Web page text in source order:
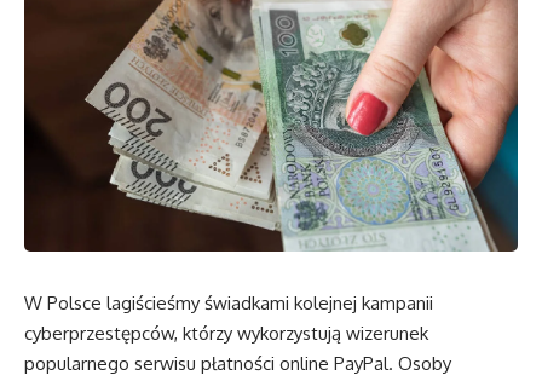
W Polsce lagiścieśmy świadkami kolejnej kampanii
cyberprzestępców, którzy wykorzystują wizerunek
popularnego serwisu płatności online PayPal. Osoby